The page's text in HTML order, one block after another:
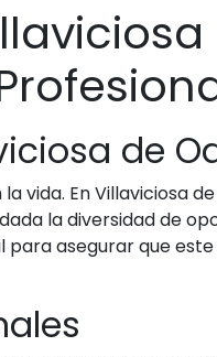
de
vida. En Villaviciosa
la diversidad de
asegurar que